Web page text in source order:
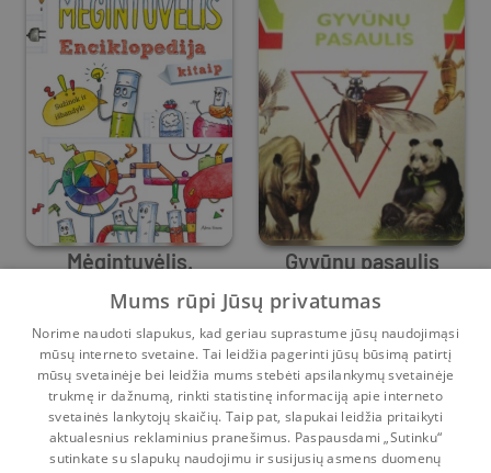
Mėgintuvėlis.
Enciklopedija kitaip
Laurynas Česūnas
Prieš 1 m.
Gyvūnų pasaulis
Prieš1 m.
1 2 3 4
Mums rūpi Jūsų privatumas
Norime naudoti slapukus, kad geriau suprastume jūsų naudojimąsi
mūsų interneto svetaine. Tai leidžia pagerinti jūsų būsimą patirtį
mūsų svetainėje bei leidžia mums stebėti apsilankymų svetainėje
trukmę ir dažnumą, rinkti statistinę informaciją apie interneto
svetainės lankytojų skaičių. Taip pat, slapukai leidžia pritaikyti
aktualesnius reklaminius pranešimus. Paspausdami „Sutinku“
sutinkate su slapukų naudojimu ir susijusių asmens duomenų